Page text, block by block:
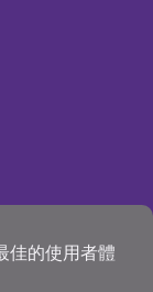
佳的使用者體